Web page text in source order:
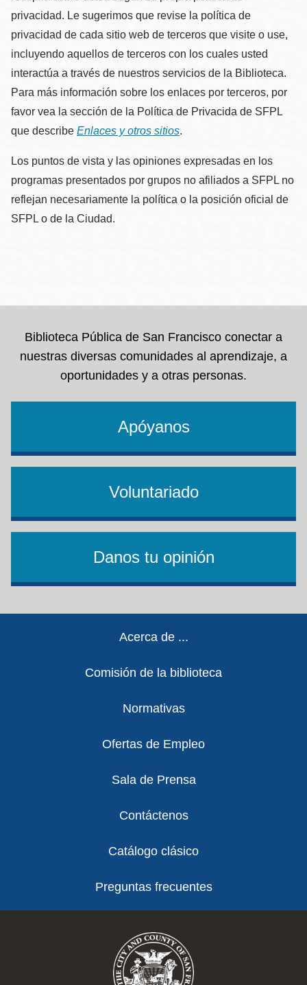
privacidad. Le sugerimos que revise la política de
privacidad de cada sitio web de terceros que visite o use,
incluyendo aquellos de terceros con los cuales usted
interactúa a través de nuestros servicios de la Biblioteca.
Para más información sobre los enlaces por terceros, por
favor vea la sección de la Política de Privacida de SFPL
que describe Enlaces y otros sitios.
Los puntos de vista y las opiniones expresadas en los
programas presentados por grupos no afiliados a SFPL no
reflejan necesariamente la política o la posición oficial de
SFPL o de la Ciudad.
Biblioteca Pública de San Francisco conectar a
nuestras diversas comunidades al aprendizaje, a
oportunidades y a otras personas.
Apóyanos
Voluntariado
Danos tu opinión
Acerca de ...
Comisión de la biblioteca
Normativas
Ofertas de Empleo
Sala de Prensa
Contáctenos
Catálogo clásico
Preguntas frecuentes